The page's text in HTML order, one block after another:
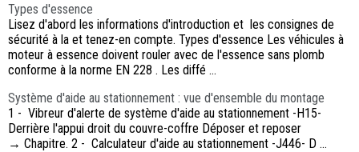
Types d'essence
Lisez d'abord les informations d'introduction et les consignes de
sécurité à la et tenez-en compte. Types d'essence Les véhicules à
moteur à essence doivent rouler avec de l'essence sans plomb
conforme à la norme EN 228 . Les diffé ...
Système d'aide au stationnement : vue d'ensemble du montage
1 - Vibreur d'alerte de système d'aide au stationnement -H15-
Derrière l'appui droit du couvre-coffre Déposer et reposer
→ Chapitre. 2 - Calculateur d'aide au stationnement -J446- D ...